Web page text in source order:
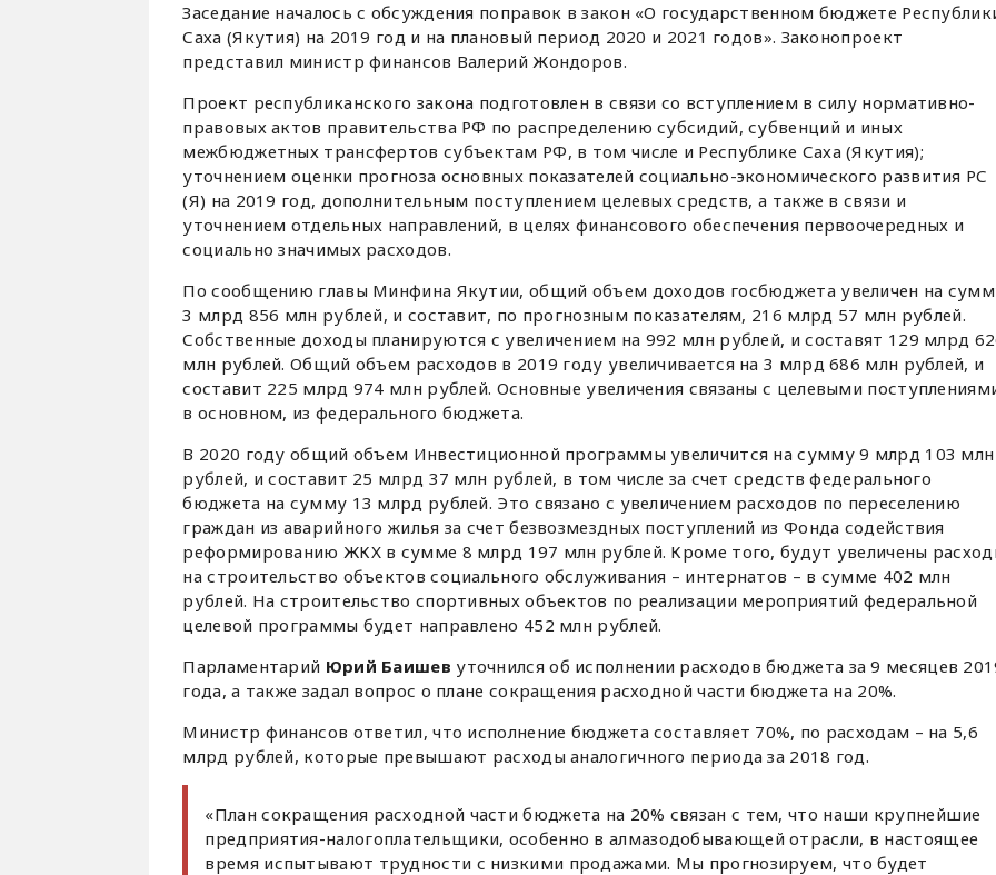
Заседание началось с обсуждения поправок в закон «О государственном бюджете
Саха (Якутия) на 2019 год и на плановый период 2020 и 2021 годов». Законопроект
представил министр финансов Валерий Жондоров.
Проект республиканского закона подготовлен в связи со вступлением в силу нормативно-
правовых актов правительства РФ по распределению субсидий, субвенций и иных
межбюджетных трансфертов субъектам РФ, в том числе и Республике Саха (Якутия);
уточнением оценки прогноза основных показателей социально-экономического развития РС
(Я) на 2019 год, дополнительным поступлением целевых средств, а также в связи и
уточнением отдельных направлений, в целях финансового обеспечения первоочередных и
социально значимых расходов.
По сообщению главы Минфина Якутии, общий объем доходов госбюджета увеличен на
3 млрд 856 млн рублей, и составит, по прогнозным показателям, 216 млрд 57 млн рублей.
Собственные доходы планируются с увеличением на 992 млн рублей, и составят 129 млрд
млн рублей. Общий объем расходов в 2019 году увеличивается на 3 млрд 686 млн рублей, и
составит 225 млрд 974 млн рублей. Основные увеличения связаны с целевыми
в основном, из федерального бюджета.
В 2020 году общий объем Инвестиционной программы увеличится на сумму 9 млрд 103 млн
рублей, и составит 25 млрд 37 млн рублей, в том числе за счет средств федерального
бюджета на сумму 13 млрд рублей. Это связано с увеличением расходов по переселению
граждан из аварийного жилья за счет безвозмездных поступлений из Фонда содействия
реформированию ЖКХ в сумме 8 млрд 197 млн рублей. Кроме того, будут увеличены
на строительство объектов социального обслуживания – интернатов – в сумме 402 млн
рублей. На строительство спортивных объектов по реализации мероприятий федеральной
целевой программы будет направлено 452 млн рублей.
Парламентарий Юрий Баишев уточнился об исполнении расходов бюджета за 9 месяцев
года, а также задал вопрос о плане сокращения расходной части бюджета на 20%.
Министр финансов ответил, что исполнение бюджета составляет 70%, по расходам – на 5,6
млрд рублей, которые превышают расходы аналогичного периода за 2018 год.
«План сокращения расходной части бюджета на 20% связан с тем, что наши крупнейшие
предприятия-налогоплательщики, особенно в алмазодобывающей отрасли, в настоящее
время испытывают трудности с низкими продажами. Мы прогнозируем, что будет